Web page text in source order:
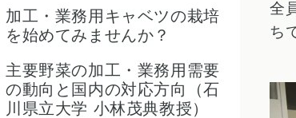
加工・業務用キャベツの栽培
を始めてみませんか？
主要野菜の加工・業務用需要
の動向と国内の対応方向（石
川県立大学 小林茂典教授）
全
ち